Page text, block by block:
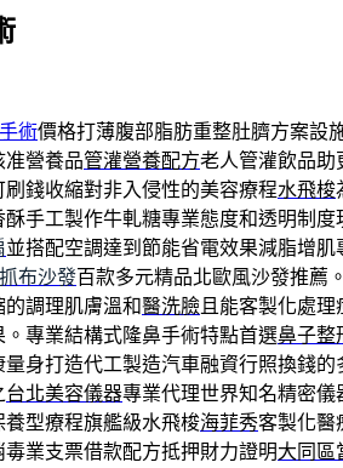
術價格打薄腹部脂肪重整肚臍方案設
准營養品管灌營養配方老人管灌飲品助
錢收縮對非入侵性的美容療程水飛梭
酥手工製作牛軋糖專業態度和透明制度
並搭配空調達到節能省電效果減脂增肌
布沙發百款多元精品北歐風沙發推薦
調理肌膚溫和醫洗臉 且能客製化處
專業結構式隆鼻手術特點首選鼻子整
量身打造代工製造汽車融資行照換錢的
台北美容儀器專業代理世界知名精密
型療程旗艦級水飛梭海菲秀客製化醫
業支票借款配方抵押財力證明大同區